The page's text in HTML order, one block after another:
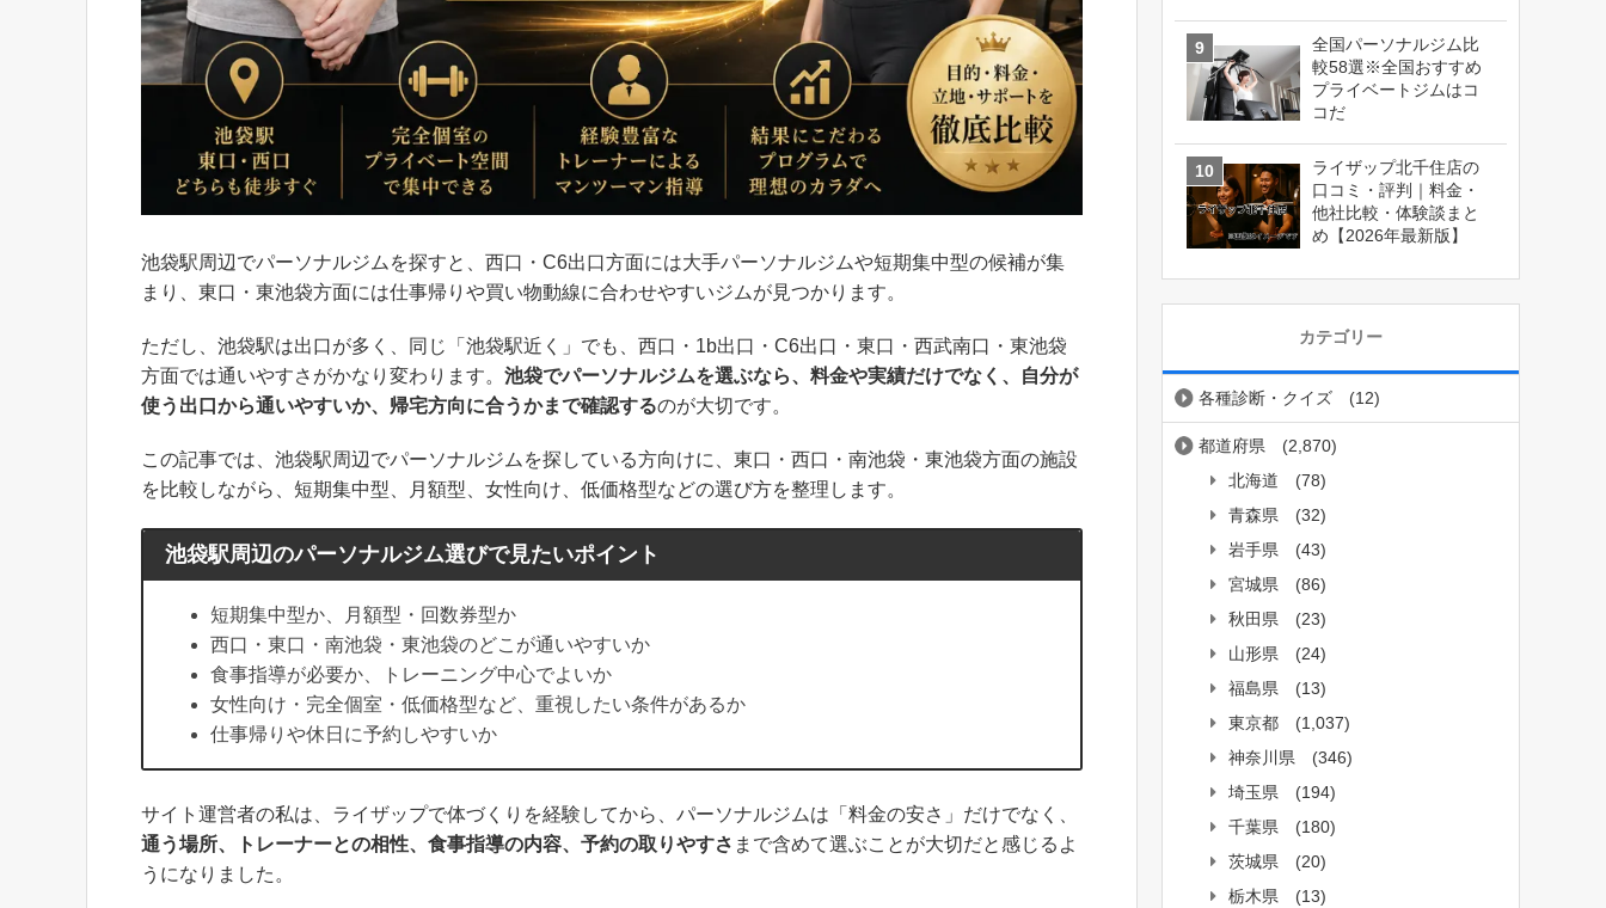
池袋駅周辺でパーソナルジムを探すと、西口・C6出口方面には大手パーソナルジムや短期集中型の候補が集
まり、東口・東池袋方面には仕事帰りや買い物動線に合わせやすいジムが見つかります。
ただし、池袋駅は出口が多く、同じ「池袋駅近く」でも、西口・1b出口・C6出口・東口・西武南口・東池袋
方面では通いやすさがかなり変わります。 池袋でパーソナルジムを選ぶなら、料金や実績だけでなく、自分が
使う出口から通いやすいか、帰宅方向に合うかまで確認するのが大切です。
この記事では、池袋駅周辺でパーソナルジムを探している方向けに、東口・西口・南池袋・東池袋方面の施設
を比較しながら、短期集中型、月額型、女性向け、低価格型などの選び方を整理します。
池袋駅周辺のパーソナルジム選びで見たいポイント
短期集中型か、月額型・回数券型か
西口・東口・南池袋・東池袋のどこが通いやすいか
食事指導が必要か、トレーニング中心でよいか
女性向け・完全個室・低価格型など、重視したい条件があるか
仕事帰りや休日に予約しやすいか
サイト運営者の私は、ライザップで体づくりを経験してから、パーソナルジムは「料金の安さ」だけでなく、
通う場所、トレーナーとの相性、食事指導の内容、予約の取りやすさ まで含めて選ぶことが大切だと感じるよ
うになりました。
全国パーソナルジム比
較58選※全国おすすめ
プライベートジムはコ
コだ
ライザップ北千住店の
口コミ・評判｜料金・
他社比較・体験談まと
め【2026年最新版】
カテゴリー
各種診断・クイズ (12)
都道府県
(2,870)
北海道
(78)
青森県
(32)
岩手県
(43)
宮城県
(86)
秋田県
(23)
山形県
(24)
福島県
(13)
東京都
(1,037)
神奈川県
(346)
埼玉県
(194)
千葉県
(180)
茨城県
(20)
栃木県
(13)